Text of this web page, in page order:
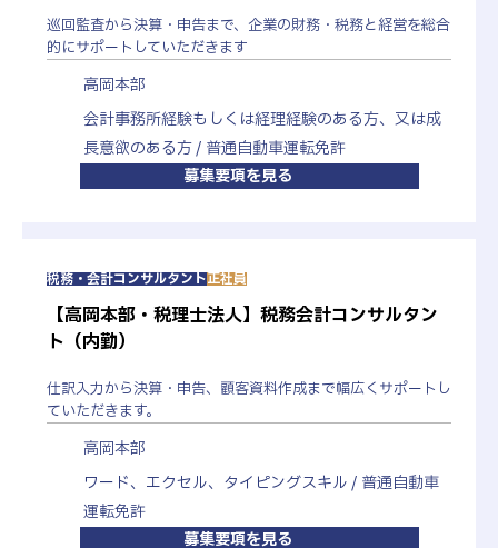
エントリーフォームはこちら
会社説明会
1次面接
採用担当との面接を行います。
2次面接
部門担当者との面接を行います。
巡回監査から決算・申告まで、企業の財務・税務と経営を総合
的にサポートしていただきます
高岡本部
会計事務所経験もしくは経理経験のある方、又は成
長意欲のある方 / 普通自動車運転免許
募集要項を見る
税務・会計コンサルタント正社員
【高岡本部・税理士法人】税務会計コンサルタン
ト（内勤）
仕訳入力から決算・申告、顧客資料作成まで幅広くサポートし
ていただきます。
高岡本部
ワード、エクセル、タイピングスキル / 普通自動車
運転免許
募集要項を見る